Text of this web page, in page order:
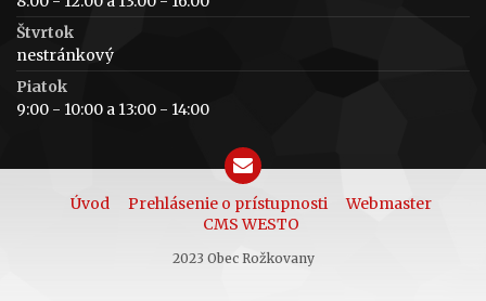
Štvrtok
nestránkový
Piatok
9:00 - 10:00 a 13:00 - 14:00
Úvod Prehlásenie o prístupnosti
Webmaster
CMS WESTO
2023 Obec Rožkovany